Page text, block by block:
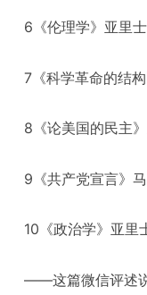
6《伦理学》亚里
7《科学革命的结
8《论美国的民主
9《共产党宣言》
10《政治学》亚里
——这篇微信评述